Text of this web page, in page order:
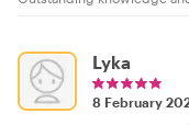
Lyka
8 February